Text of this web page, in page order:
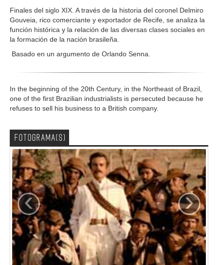
Finales del siglo XIX. A través de la historia del coronel Delmiro
Gouveia, rico comerciante y exportador de Recife, se analiza la
función histórica y la relación de las diversas clases sociales en
la formación de la nación brasileña.
Basado en un argumento de Orlando Senna.
In the beginning of the 20th Century, in the Northeast of Brazil,
one of the first Brazilian industrialists is persecuted because he
refuses to sell his business to a British company.
FOTOGRAMA(S)
‹ ›